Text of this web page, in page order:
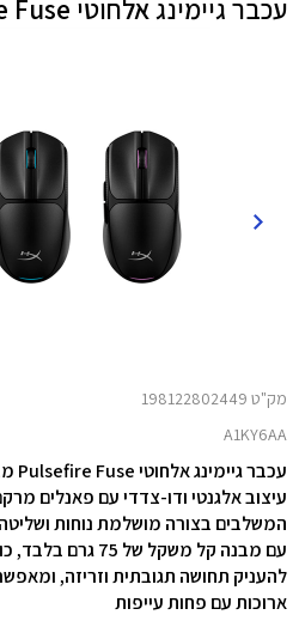
עכבר גיימינג אלחוטי Pulsefire Fuse
מק"ט 198122802449
A1KY6AA
עכבר גיימינג אלחוטי Pulsefire Fuse מבית HyperX
המשלבים בצורה מושלמת נוחות
עם מבנה קל משקל של
להעניק תחושה תגובתית וזריזה,
ארוכות עם פחות עייפות